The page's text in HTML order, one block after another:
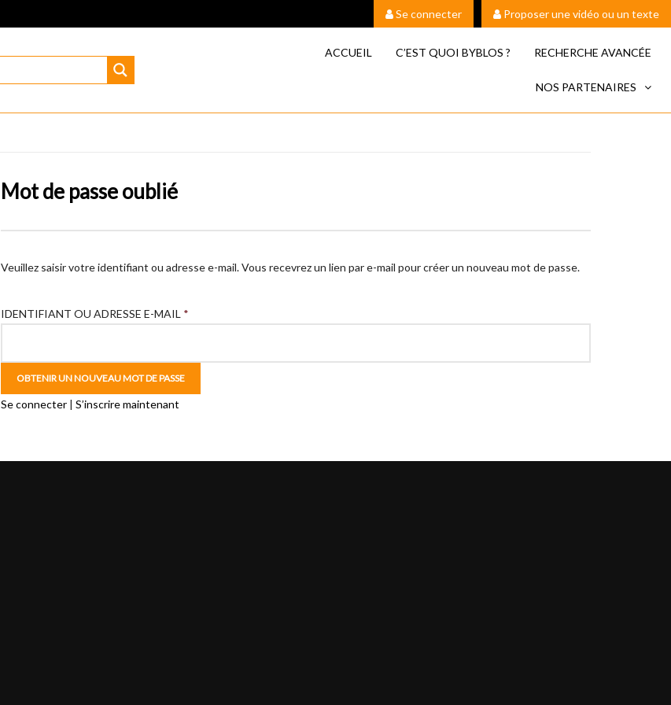
Se connecter Proposer une vidéo ou un texte
ACCUEIL C’EST QUOI BYBLOS ? RECHERCHE AVANCÉE
NOS PARTENAIRES
Mot de passe oublié
Veuillez saisir votre identifiant ou adresse e-mail. Vous recevrez un lien par e-mail pour créer un nouveau mot de passe.
IDENTIFIANT OU ADRESSE E-MAIL *
Se connecter | S’inscrire maintenant